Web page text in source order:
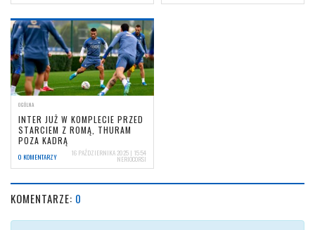
OGÓLNA
INTER JUŻ W KOMPLECIE PRZED
STARCIEM Z ROMĄ, THURAM
POZA KADRĄ
0 KOMENTARZY 16 PAŹDZIERNIKA 2025 | 15:54
NERIOCORSI
KOMENTARZE: 0